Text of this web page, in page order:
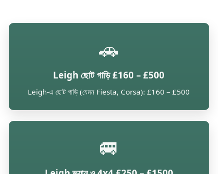
🚗
Leigh ছোট গাড়ি £160 – £500
Leigh-এ ছোট গাড়ি (যেমন Fiesta, Corsa): £160 – £500
🚐